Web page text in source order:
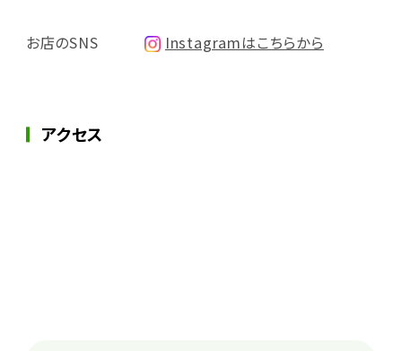
お店のSNS Instagramはこちらから
アクセス